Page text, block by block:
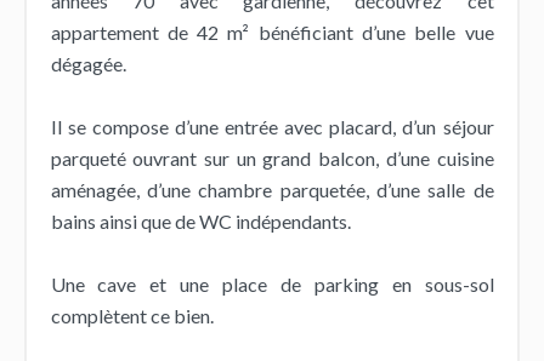
appartement de 42 m² bénéficiant d’une belle vue
dégagée.
Il se compose d’une entrée avec placard, d’un séjour
parqueté ouvrant sur un grand balcon, d’une cuisine
aménagée, d’une chambre parquetée, d’une salle de
bains ainsi que de WC indépendants.
Une cave et une place de parking en sous-sol
complètent ce bien.